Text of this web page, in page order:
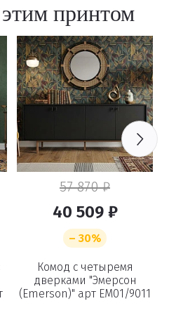
принтом
57 870 ₽
40 509 ₽
– 30%
Комод с четыремя
дверками "Эмерсон
(Emerson)" арт EM01/9011